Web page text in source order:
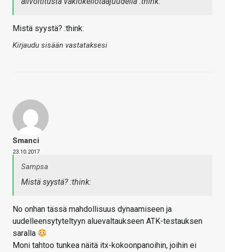
Mistä syystä? :think:
Kirjaudu sisään vastataksesi
Smanci
23.10.2017
Sampsa
Mistä syystä? :think:
No onhan tässä mahdollisuus dynaamiseen ja
uudelleensytyteltyyn aluevaltaukseen ATK-testauksen
saralla
Moni tahtoo tunkea näitä itx-kokoonpanoihin, joihin ei